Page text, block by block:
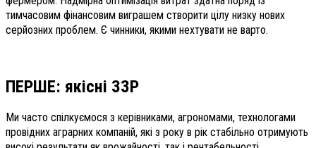
тимчасовим фінансовим виграшем створити цілу низку нових
серйозних проблем. Є чинники, якими нехтувати не варто.
ПЕРШЕ: якісні ЗЗР
Ми часто спіл­куємося з ке­рів­никами, агрономами, технологами
провідних аграрних компаній, які з року в рік стабільно отримують